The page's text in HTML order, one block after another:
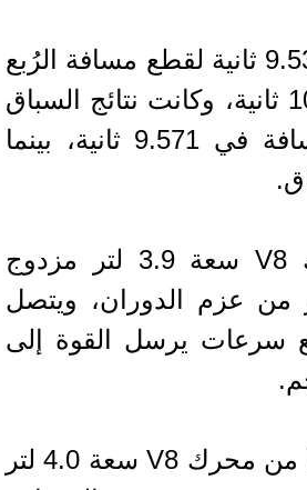
وفي السباق الأول، احتاجت 765LT إلى 9.532 ثانية لقطع مسافة الرُبع
ميل، في حين استغرقت F8 تريبوتو 10.139 ثانية، وكانت نتائج السباق
الثاني مشابهة حيث قطعت 765LT المسافة في 9.571 ثانية، بينما
وتستمد سيارة فيراري قوتها من محرك V8 سعة 3.9 لتر مزدوج
حصان و770 نيوتن.متر من عزم الدوران، ويتصل
سرعات يرسل القوة إلى
وعلى الجانب الآخر، تستمد ماكلارين قوتها من محرك V8 سعة 4.0 لتر
في واقعة غريبة، تعطلت سيارة ملك
السويد بعد تحركها لثوانٍ معدودة.